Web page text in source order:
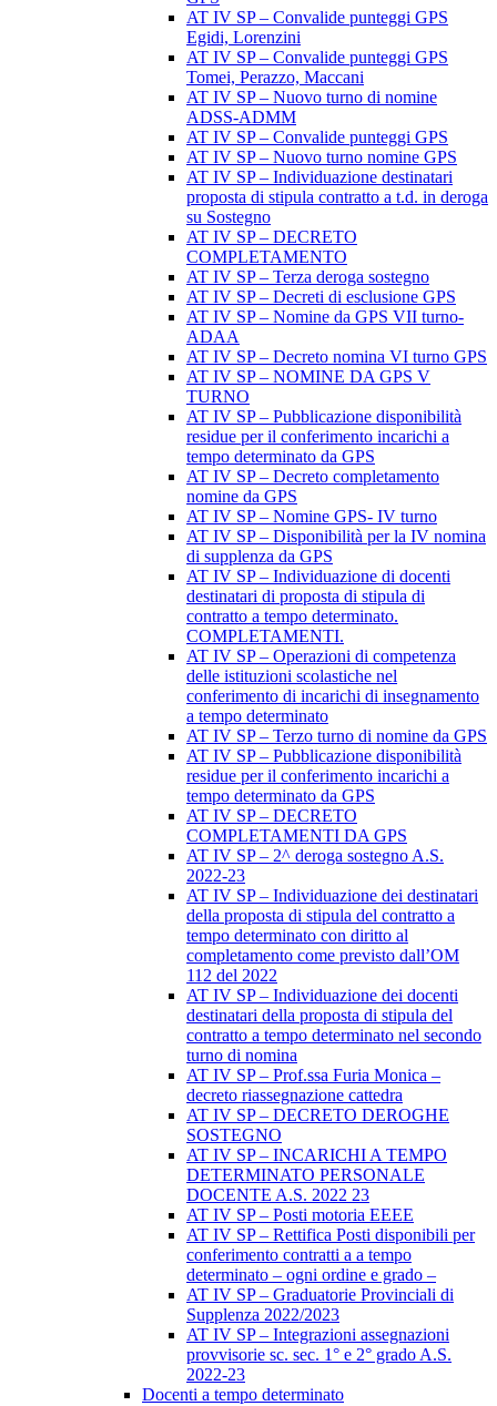
AT IV SP – Convalide punteggi GPS
Egidi, Lorenzini
AT IV SP – Convalide punteggi GPS
Tomei, Perazzo, Maccani
AT IV SP – Nuovo turno di nomine
ADSS-ADMM
AT IV SP – Convalide punteggi GPS
AT IV SP – Nuovo turno nomine GPS
AT IV SP – Individuazione destinatari
proposta di stipula contratto a t.d. in deroga
su Sostegno
AT IV SP – DECRETO
COMPLETAMENTO
AT IV SP – Terza deroga sostegno
AT IV SP – Decreti di esclusione GPS
AT IV SP – Nomine da GPS VII turno-
ADAA
AT IV SP – Decreto nomina VI turno GPS
AT IV SP – NOMINE DA GPS V
TURNO
AT IV SP – Pubblicazione disponibilità
residue per il conferimento incarichi a
tempo determinato da GPS
AT IV SP – Decreto completamento
nomine da GPS
AT IV SP – Nomine GPS- IV turno
AT IV SP – Disponibilità per la IV nomina
di supplenza da GPS
AT IV SP – Individuazione di docenti
destinatari di proposta di stipula di
contratto a tempo determinato.
COMPLETAMENTI.
AT IV SP – Operazioni di competenza
delle istituzioni scolastiche nel
conferimento di incarichi di insegnamento
a tempo determinato
AT IV SP – Terzo turno di nomine da GPS
AT IV SP – Pubblicazione disponibilità
residue per il conferimento incarichi a
tempo determinato da GPS
AT IV SP – DECRETO
COMPLETAMENTI DA GPS
AT IV SP – 2^ deroga sostegno A.S.
2022-23
AT IV SP – Individuazione dei destinatari
della proposta di stipula del contratto a
tempo determinato con diritto al
completamento come previsto dall’OM
112 del 2022
AT IV SP – Individuazione dei docenti
destinatari della proposta di stipula del
contratto a tempo determinato nel secondo
turno di nomina
AT IV SP – Prof.ssa Furia Monica –
decreto riassegnazione cattedra
AT IV SP – DECRETO DEROGHE
SOSTEGNO
AT IV SP – INCARICHI A TEMPO
DETERMINATO PERSONALE
DOCENTE A.S. 2022 23
AT IV SP – Posti motoria EEEE
AT IV SP – Rettifica Posti disponibili per
conferimento contratti a a tempo
determinato – ogni ordine e grado –
AT IV SP – Graduatorie Provinciali di
Supplenza 2022/2023
AT IV SP – Integrazioni assegnazioni
provvisorie sc. sec. 1° e 2° grado A.S.
2022-23
Docenti a tempo determinato